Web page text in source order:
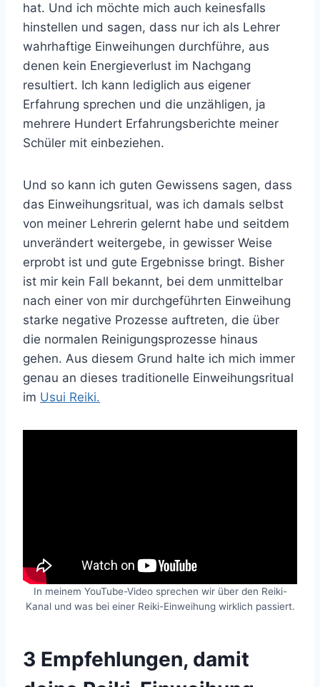
hat. Und ich möchte mich auch keinesfalls
hinstellen und sagen, dass nur ich als Lehrer
wahrhaftige Einweihungen durchführe, aus
denen kein Energieverlust im Nachgang
resultiert. Ich kann lediglich aus eigener
Erfahrung sprechen und die unzähligen, ja
mehrere Hundert Erfahrungsberichte meiner
Schüler mit einbeziehen.
Und so kann ich guten Gewissens sagen, dass
das Einweihungsritual, was ich damals selbst
von meiner Lehrerin gelernt habe und seitdem
unverändert weitergebe, in gewisser Weise
erprobt ist und gute Ergebnisse bringt. Bisher
ist mir kein Fall bekannt, bei dem unmittelbar
nach einer von mir durchgeführten Einweihung
starke negative Prozesse auftreten, die über
die normalen Reinigungsprozesse hinaus
gehen. Aus diesem Grund halte ich mich immer
genau an dieses traditionelle Einweihungsritual
im Usui Reiki.
In meinem YouTube-Video sprechen wir über den Reiki-
Kanal und was bei einer Reiki-Einweihung wirklich passiert.
3 Empfehlungen, damit